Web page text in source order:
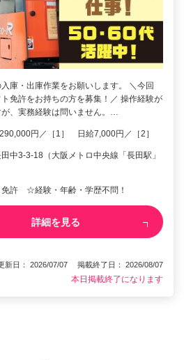
庫・出庫作業をお願いします。 ＼今回
免許をお持ちの方を募集！／ 操作経験が
、実務経験は問いません。…
円／［1］ 日給7,000円／［2］
中3-3-18（大阪メトロ中央線「長田駅」
免許 ☆経験・年齢・学歴不問！
詳細を見る
新日： 2026/07/07 掲載終了日： 2026/08/07
本日掲載終了になります